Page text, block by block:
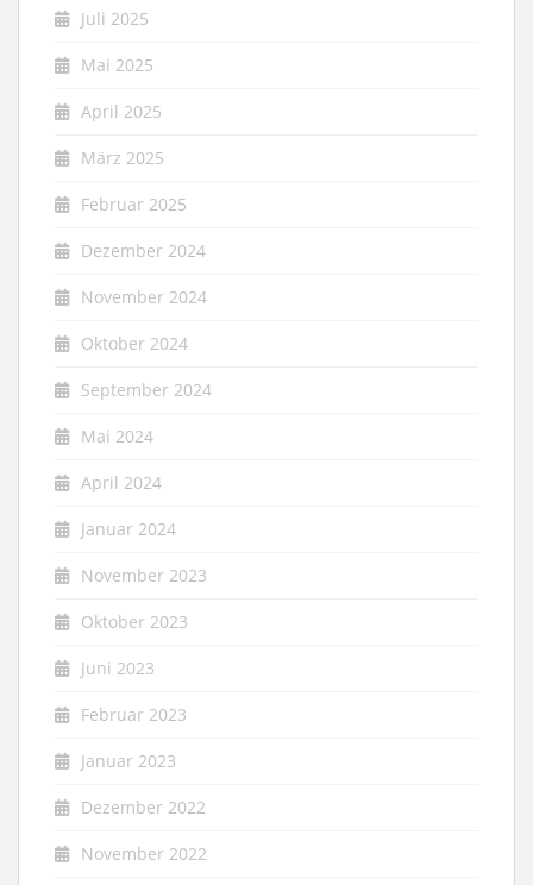
Juli 2025
Mai 2025
April 2025
März 2025
Februar 2025
Dezember 2024
November 2024
Oktober 2024
September 2024
Mai 2024
April 2024
Januar 2024
November 2023
Oktober 2023
Juni 2023
Februar 2023
Januar 2023
Dezember 2022
November 2022